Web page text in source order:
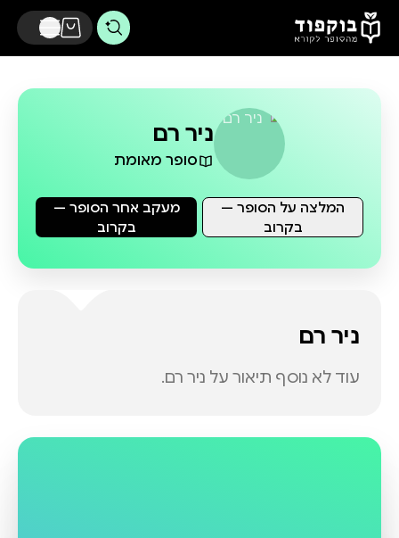
דלג לתוכן הראשי
ניר רם
סופר מאומת
מעקב אחר הסופר —
בקרוב
המלצה על הסופר —
בקרוב
ניר רם
עוד לא נוסף תיאור על ניר רם.